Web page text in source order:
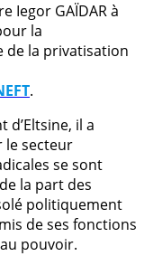
Iegor GAÏDAR à
la
de la privatisation
.
d’Eltsine, il a
le secteur
se sont
la part des
politiquement
de ses fonctions
pouvoir.